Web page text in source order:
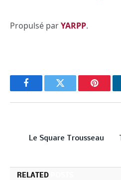
Propulsé parYARPP.
FacebookTwitter
Le Square Trousseau
RELATED